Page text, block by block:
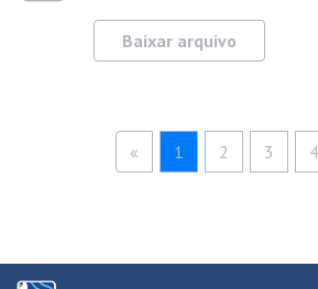
Baixar arquivo
« 1 2 3 4